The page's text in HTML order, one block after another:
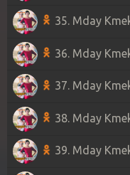
35. Mday
36. Mday
37. Mday
38. Mday
39. Mday